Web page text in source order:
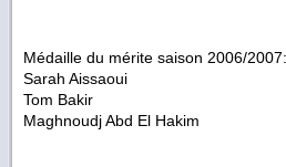
Médaille du mérite saison 2006/2007:
Sarah Aissaoui
Tom Bakir
Maghnoudj Abd El Hakim